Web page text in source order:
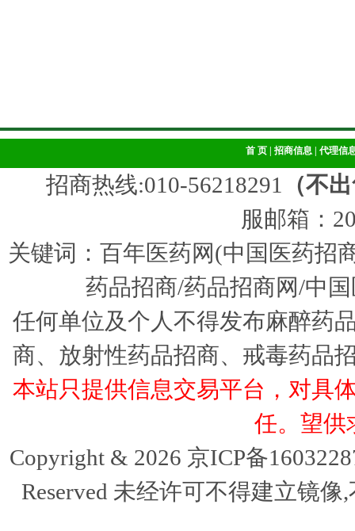
首 页 |招商信息 代理信
招商热线:010-56218291
（不
服邮箱：
关键词：百年医药网(中国医药招
药品招商/药品招商网/中
任何单位及个人不得发布麻醉药
商、放射性药品招商、戒毒药品
本站只提供信息交易平台，对具
任。望供
Copyright & 2026 京ICP备
Reserved 未经许可不得建立镜